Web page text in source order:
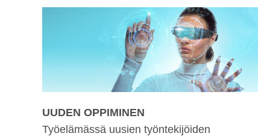
UUDEN OPPIMINEN
Työelämässä uusien työntekijöiden